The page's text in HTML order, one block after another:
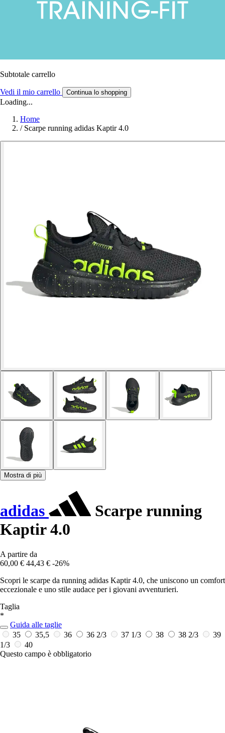
Subtotale carrello
Vedi il mio carrello Continua lo shopping
Loading...
Home
/ Scarpe running adidas Kaptir 4.0
Mostra di più
adidas
Scarpe running
Kaptir 4.0
A partire da
60,00 € 44,43 € -26%
Scopri le scarpe da running adidas Kaptir 4.0, che uniscono un comfort
eccezionale e uno stile audace per i giovani avventurieri.
Taglia
*
Guida alle taglie
35
35,5 36 36 2/3 37 1/3 38 38 2/3
39
1/3
40
Questo campo è obbligatorio